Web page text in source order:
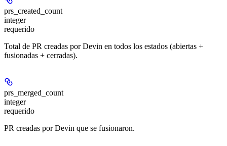
prs_created_count
integer
requerido
Total de PR creadas por Devin en todos los estados (abiertas +
fusionadas + cerradas).
prs_merged_count
integer
requerido
PR creadas por Devin que se fusionaron.